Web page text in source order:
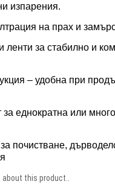
изпарения.
на прах и
ленти за стабилно и
– удобна при
еднократна или
почистване,
this product..